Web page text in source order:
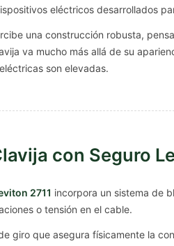
eléctricos desarrollados
una construcción robusta,
va mucho más allá de su
son elevadas.
con Seguro
2711 incorpora un sistema de
o tensión en el cable.
giro que asegura físicamente la